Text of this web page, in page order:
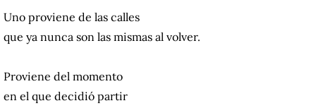
Uno proviene de las calles
que ya nunca son las mismas al volver.
Proviene del momento
en el que decidió partir